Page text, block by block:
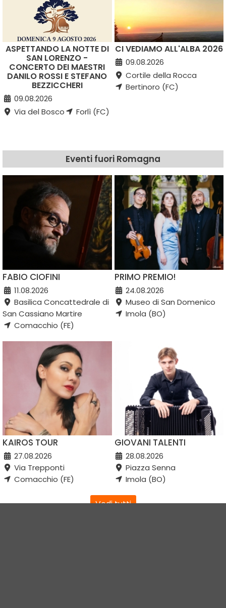
ASPETTANDO LA NOTTE DI
SAN LORENZO -
CONCERTO DEI MAESTRI
DANILO ROSSI E STEFANO
BEZZICCHERI
09.08.2026
Via del Bosco
Forlì (FC)
CI VEDIAMO ALL'ALBA 2026
09.08.2026
Cortile della Rocca
Bertinoro (FC)
Eventi fuori Romagna
FABIO CIOFINI
11.08.2026
Basilica Concattedrale di
San Cassiano Martire
Comacchio (FE)
PRIMO PREMIO!
24.08.2026
Museo di San Domenico
Imola (BO)
KAIROS TOUR
27.08.2026
Via Trepponti
Comacchio (FE)
GIOVANI TALENTI
28.08.2026
Piazza Senna
Imola (BO)
Vedi tutti